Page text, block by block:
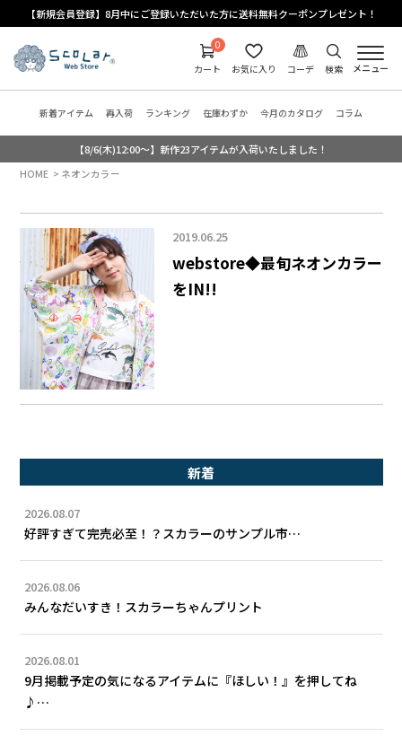
【新規会員登録】8月中にご登録いただいた方に送料無料クーポンプレゼント！
検索
コーデ
お気に入り
0
カート
メニュー
新着アイテム 再入荷 ランキング 在庫わずか 今月のカタログ コラム
【8/6(木)12:00～】新作23アイテムが入荷いたしました！
HOME ネオンカラー
2019.06.25
webstore◆最旬ネオンカラー
をIN!!
新着
2026.08.07
好評すぎて完売必至！？スカラーのサンプル市…
2026.08.06
みんなだいすき！スカラーちゃんプリント
2026.08.01
9月掲載予定の気になるアイテムに『ほしい！』を押してね
♪…